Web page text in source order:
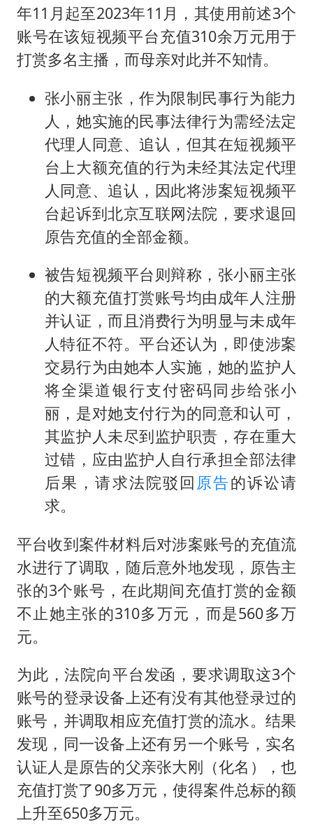
年11月起至2023年11月，其使用前述3个
账号在该短视频平台充值310余万元用于
打赏多名主播，而母亲对此并不知情。
张小丽主张，作为限制民事行为能力
人，她实施的民事法律行为需经法定
代理人同意、追认，但其在短视频平
台上大额充值的行为未经其法定代理
人同意、追认，因此将涉案短视频平
台起诉到北京互联网法院，要求退回
原告充值的全部金额。
被告短视频平台则辩称，张小丽主张
的大额充值打赏账号均由成年人注册
并认证，而且消费行为明显与未成年
人特征不符。平台还认为，即使涉案
交易行为由她本人实施，她的监护人
将全渠道银行支付密码同步给张小
丽，是对她支付行为的同意和认可，
其监护人未尽到监护职责，存在重大
过错，应由监护人自行承担全部法律
后果，请求法院驳回 原告的诉讼请
求。
平台收到案件材料后对涉案账号的充值流
水进行了调取，随后意外地发现，原告主
张的3个账号，在此期间充值打赏的金额
不止她主张的310多万元，而是560多万
元。
为此，法院向平台发函，要求调取这3个
账号的登录设备上还有没有其他登录过的
账号，并调取相应充值打赏的流水。结果
发现，同一设备上还有另一个账号，实名
认证人是原告的父亲张大刚（化名），也
充值打赏了90多万元，使得案件总标的额
上升至650多万元。